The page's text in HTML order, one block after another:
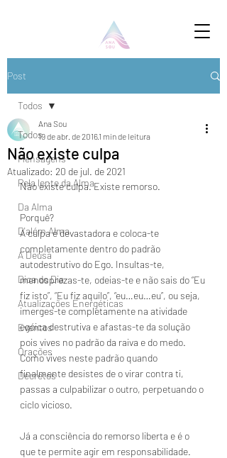
Post
Todos
Mensagens
Pela lente da Alma
Da Alma
D'além Alma
A Deusa
Dica do Dia
Atualizações Energéticas
Eventos
Orações
Decretos
Todos
Não existe culpa
Ana Sou
19 de abr. de 20161 min de leitura
Atualizado: 20 de jul. de 2021
Não existe culpa. Existe remorso.
Porquê?
A culpa é devastadora e coloca-te
completamente dentro do padrão
autodestrutivo do Ego. Insultas-te,
menosprezas-te, odeias-te e não sais do “Eu
fiz isto”, “Eu fiz aquilo”, “eu…eu…eu”, ou seja,
imerges-te completamente na atividade
egóica destrutiva e afastas-te da solução
pois vives no padrão da raiva e do medo.
Como vives neste padrão quando
finalmente desistes de o virar contra ti,
passas a culpabilizar o outro, perpetuando o
ciclo vicioso.
Já a consciência do remorso liberta e é o
que te permite agir em responsabilidade.